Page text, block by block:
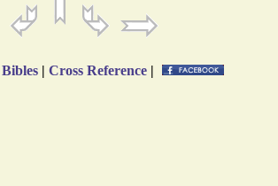
Bibles | Cross Reference |